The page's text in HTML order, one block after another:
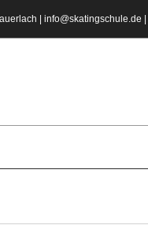
| info@skatingschule.de